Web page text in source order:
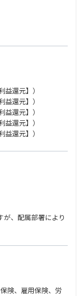
還元】）
還元】）
還元】）
還元】）
還元】）
、配属部署により
険、雇用保険、労